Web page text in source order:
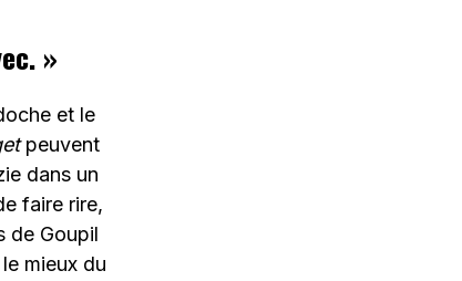
»
et le
peuvent
dans un
faire rire,
de Goupil
mieux du